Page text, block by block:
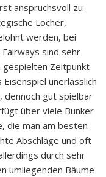
anspruchsvoll zu
Löcher,
werden, bei
sind sehr
Zeitpunkt
unerlässlich
dennoch gut spielbar
über viele Bunker
die man am besten
Abschläge und oft
durch sehr
umliegenden Bäume